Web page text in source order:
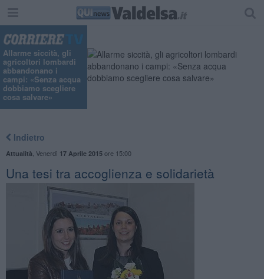
Allarme siccità, gli
agricoltori lombardi
abbandonano i
campi: «Senza acqua
dobbiamo scegliere
cosa salvare»
Indietro
Attualità Venerdì 17 Aprile 2015ore 15:00
Una tesi tra accoglienza e solidarietà